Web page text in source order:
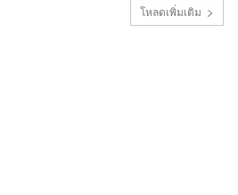
โหลดเพิ่มเติม